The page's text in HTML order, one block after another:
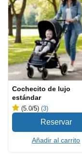
Cochecito de lujo
estándar
(5.0/5) (3)
Añadir al carrito